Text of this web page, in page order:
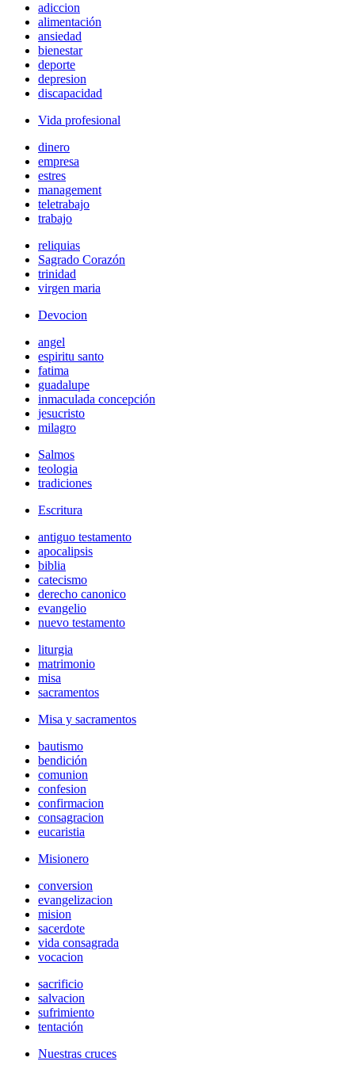
adiccion
alimentación
ansiedad
bienestar
deporte
depresion
discapacidad
Vida profesional
dinero
empresa
estres
management
teletrabajo
trabajo
reliquias
Sagrado Corazón
trinidad
virgen maria
Devocion
angel
espiritu santo
fatima
guadalupe
inmaculada concepción
jesucristo
milagro
Salmos
teologia
tradiciones
Escritura
antiguo testamento
apocalipsis
biblia
catecismo
derecho canonico
evangelio
nuevo testamento
liturgia
matrimonio
misa
sacramentos
Misa y sacramentos
bautismo
bendición
comunion
confesion
confirmacion
consagracion
eucaristia
Misionero
conversion
evangelizacion
mision
sacerdote
vida consagrada
vocacion
sacrificio
salvacion
sufrimiento
tentación
Nuestras cruces